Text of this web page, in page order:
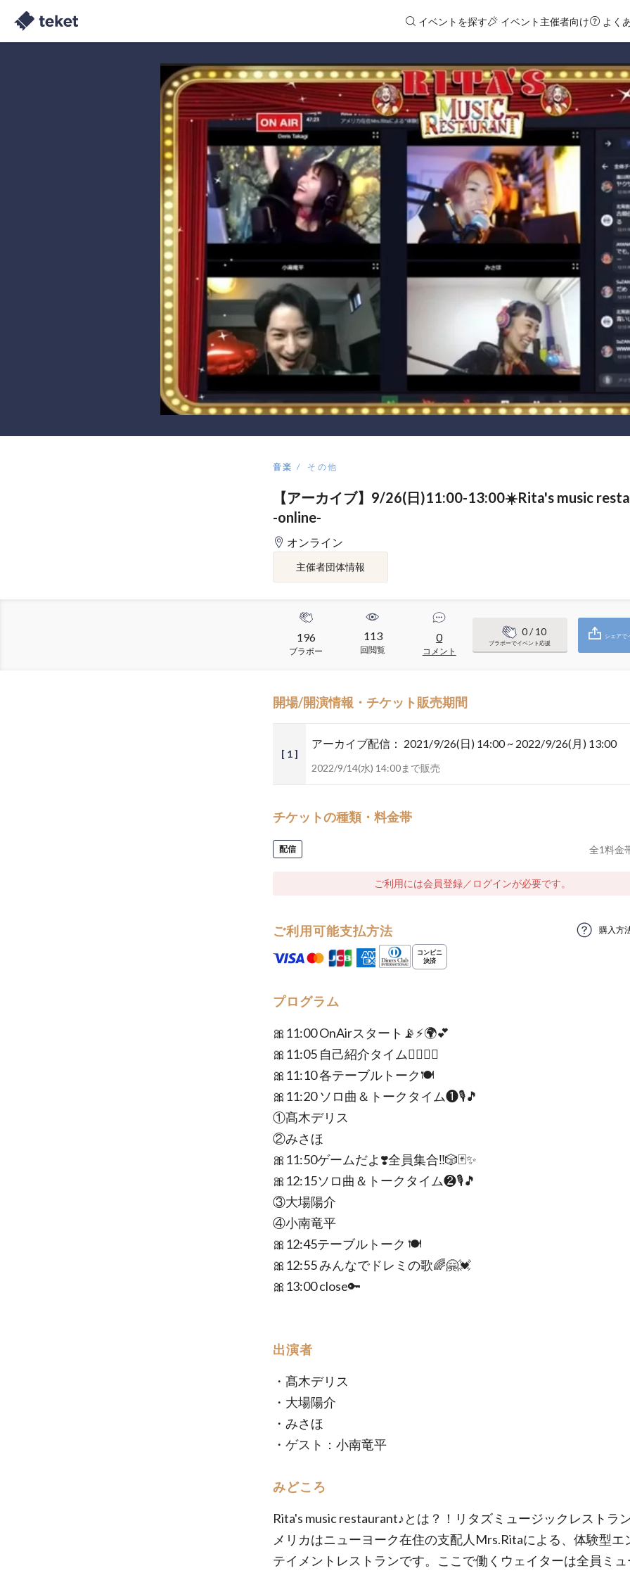
イベントを探す イベント主催者向け よく
音楽 その他
【アーカイブ】9/26(日)11:00-13:00☀️Rita's music
-online-
オンライン
主催者団体情報
196
ブラボー
113
回閲覧
0
コメント
0/ 10
ブラボーでイベント応援
シェアで
開場/開演情報・チケット販売期間
[ 1 ]
アーカイブ配信： 2021/9/26(日) 14:00 ~ 2022/9/26(月) 13:00
2022/9/14(水) 14:00まで販売
チケットの種類・料金帯
配信 全1料金
ご利用には会員登録／ログインが必要です。
ご利用可能支払方法 購入方
プログラム
🎀11:00 OnAirスタート📡⚡️🌍💕
🎀11:05 自己紹介タイム💁‍♀️💁‍♂️
🎀11:10 各テーブルトーク🍽
🎀11:20 ソロ曲＆トークタイム❶🎙🎵
①髙木デリス
②みさほ
🎀11:50ゲームだよ❣️全員集合‼️🎲🃏✨
🎀12:15ソロ曲＆トークタイム❷🎙🎵
③大場陽介
④小南竜平
🎀12:45テーブルトーク 🍽
🎀12:55 みんなでドレミの歌🌈🤗💓
🎀13:00 close🔑
出演者
・髙木デリス
・大場陽介
・みさほ
・ゲスト：小南竜平
みどころ
Rita's music restaurant♪とは？！リタズミュージックレストラ
メリカはニューヨーク在住の支配人Mrs.Ritaによる、体験型エ
テイメントレストランです。ここで働くウェイターは全員ミュ